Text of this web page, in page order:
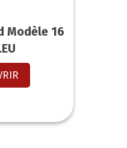
Modèle 16